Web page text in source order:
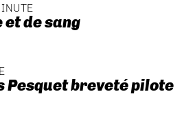
et de sang
Pesquet breveté pilote